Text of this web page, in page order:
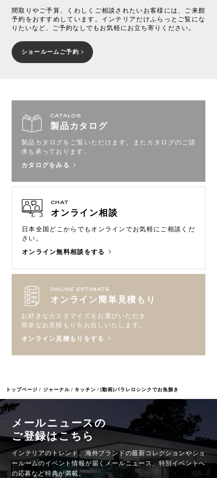
トップページ ジャーナル キッチン [動画]パラレロシンクでお魚捌き
間取りやご予算、くわしくご相談されたいお客様には、ご来館
予約をおすすめしています。インテリアだけふらっとご覧にな
りたいなど、ご予約なしでもお気軽にお立ち寄りください。
ショールームご予約
CATALOG
製品カタログ
製品カタログをご覧いただけます。
またカタログのご請
求も承っております。
カタログをみる
CHAT
オンライン相談
日本全国どこからでもオンラインでお気軽にご相談くだ
さい。
オンライン無料相談をする
ONLINE ESTIMATE
オンライン簡単見積もり
お好きなカスタマイズをお選びいただき
簡単なお見積もりをお出しいたします。
オンライン見積もりをする
メールニュースの
ご登録はこちら
インテリアのトレンド、海外ブランドの最新コレクションやショ
ールームのイベント情報が届くメールニュース、特別イベントへ
の応募など特典が満載。